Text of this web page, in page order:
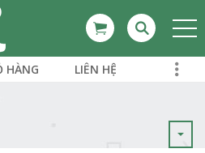
HÀNG LIÊN HỆ